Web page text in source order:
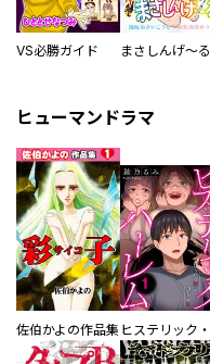
VS必勝ガイド まさしんげ～る
ヒューマンドラマ
佐伯かよの作品集